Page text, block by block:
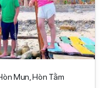
Mun, Hòn Tằm